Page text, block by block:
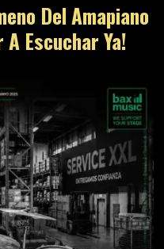
Del Amapiano
A Escuchar Ya!